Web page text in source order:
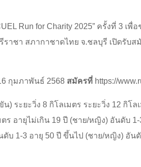
Run for Charity 2025” ครั้งที่ 3 เพื่
าชา สภากาชาดไทย จ.ชลบุรี เปิดรับส
กุมภาพันธ์ 2568 สมัครที่ https://
) ระยะวิ่ง 8 กิโลเมตร ระยะวิ่ง 12 กิโล
ร อายุไม่เกิน 19 ปี (ชาย/หญิง) อันดับ
บ 1-3 อายุ 50 ปี ขึ้นไป (ชาย/หญิง) อัน